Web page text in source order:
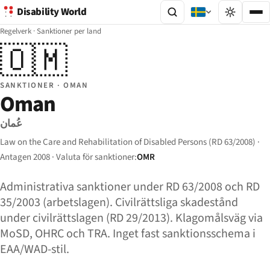
Disability World
Regelverk ·Sanktioner per land
🇴🇲
SANKTIONER · OMAN
Oman
عُمان
Law on the Care and Rehabilitation of Disabled Persons (RD 63/2008) ·
Antagen 2008 · Valuta för sanktioner:OMR
Administrativa sanktioner under RD 63/2008 och RD
35/2003 (arbetslagen). Civilrättsliga skadestånd
under civilrättslagen (RD 29/2013). Klagomålsväg via
MoSD, OHRC och TRA. Inget fast sanktionsschema i
EAA/WAD-stil.